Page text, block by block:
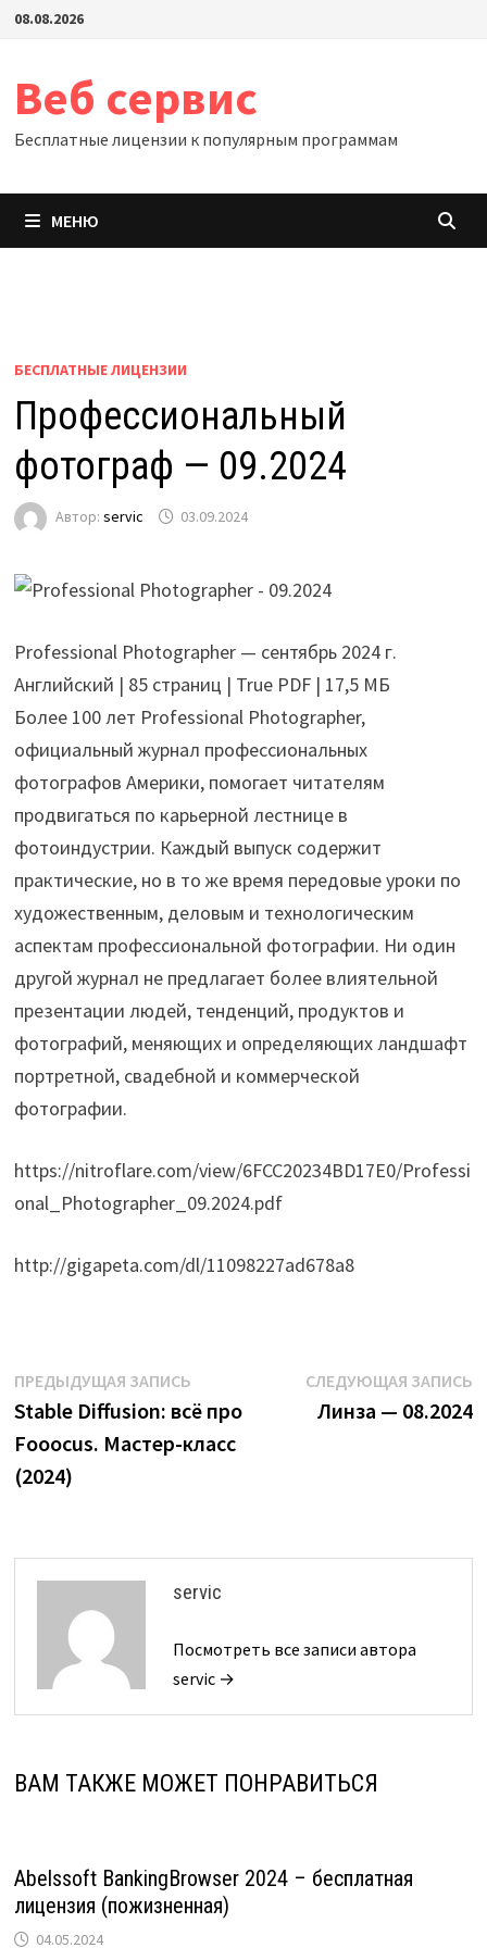
Перейти
содержимому
08.08.2026
Веб сервис
Бесплатные лицензии к популярным программам
МЕНЮ
БЕСПЛАТНЫЕ ЛИЦЕНЗИИ
Профессиональный
фотограф — 09.2024
Автор: servic 03.09.2024
Professional Photographer — сентябрь 2024 г.
Английский | 85 страниц | True PDF | 17,5 МБ
Более 100 лет Professional Photographer,
официальный журнал профессиональных
фотографов Америки, помогает читателям
продвигаться по карьерной лестнице в
фотоиндустрии. Каждый выпуск содержит
практические, но в то же время передовые уроки по
художественным, деловым и технологическим
аспектам профессиональной фотографии. Ни один
другой журнал не предлагает более влиятельной
презентации людей, тенденций, продуктов и
фотографий, меняющих и определяющих ландшафт
портретной, свадебной и коммерческой
фотографии.
https://nitroflare.com/view/6FCC20234BD17E0/Professi
onal_Photographer_09.2024.pdf
http://gigapeta.com/dl/11098227ad678a8
Навигация
по
записям
ПРЕДЫДУЩАЯ ЗАПИСЬПредыдущая
запись:
Stable Diffusion: всё про
Fooocus. Мастер-класс
(2024)
СЛЕДУЮЩАЯ ЗАПИСЬ
Линза — 08.2024
servic
Посмотреть все записи автора
servic →
ВАМ ТАКЖЕ МОЖЕТ ПОНРАВИТЬСЯ
Abelssoft BankingBrowser 2024 – бесплатная
лицензия (пожизненная)
04.05.2024